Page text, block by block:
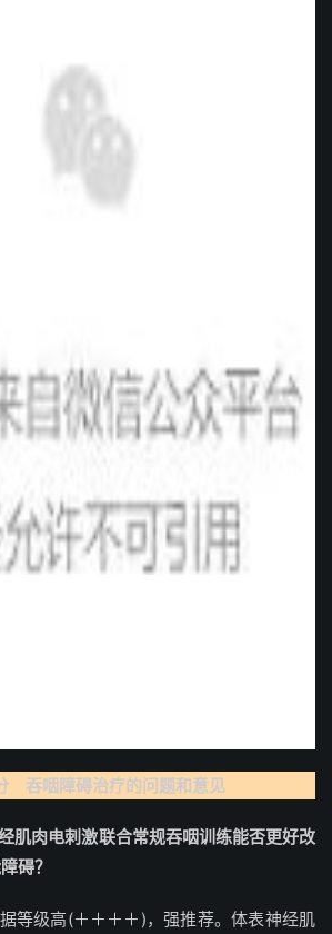
吞咽障碍治疗的问题和意见
肌肉电刺激联合常规吞咽训练能否更好改
碍？
等级高(＋＋＋＋)，强推荐。体表神经肌